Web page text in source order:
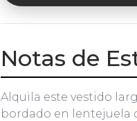
Notas de
Alquila este vestido
bordado en lentejuela